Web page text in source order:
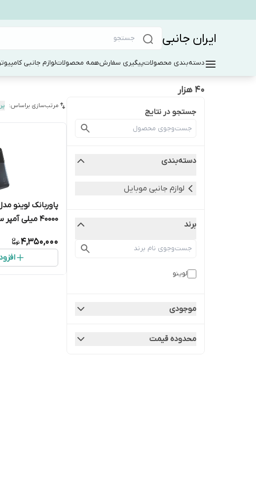
ایران جانبی
دسته‌بندی محصولاتپیگیری سفارشهمه محصولاتلوازم جانبی
40 هزار
جستجو در نتایج
دسته‌بندی
لوازم جانبی موبایل
برند
لوینو
موجودی
محدوده قیمت
مرتب‌سازی براساس:
40000 میلی آمپر ساعت
4,350,000